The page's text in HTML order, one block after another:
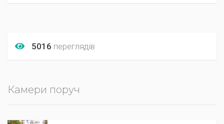
5016 переглядів
Камери поруч